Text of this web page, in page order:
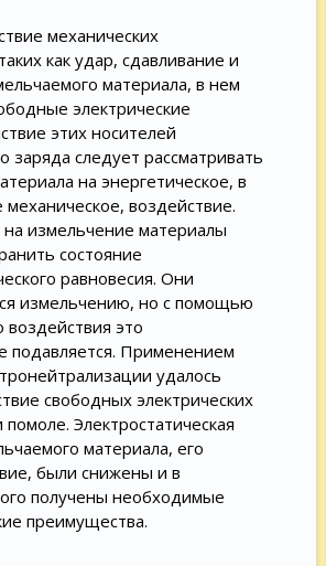
механических
как удар, сдавливание и
материала, в нем
электрические
этих носителей
заряда следует рассматривать
на энергетическое, в
механическое, воздействие.
измельчение материалы
состояние
равновесия. Они
измельчению, но с помощью
воздействия это
подавляется. Применением
удалось
свободных электрических
Электростатическая
материала, его
были снижены и в
получены необходимые
преимущества.